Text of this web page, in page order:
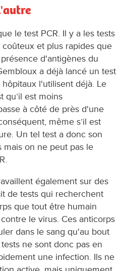
le test PCR. Il y a les tests
coûteux et plus rapides que
d'antigènes du
a déjà lancé un test
l'utilisent déjà. Le
qu’il est moins
à côté de près d'une
même s’il est
Un tel test a donc son
mais on ne peut pas le
également sur des
de tests qui recherchent
que tout être humain
le virus. Ces anticorps
dans le sang qu'au bout
ne sont donc pas en
une infection. Ils ne